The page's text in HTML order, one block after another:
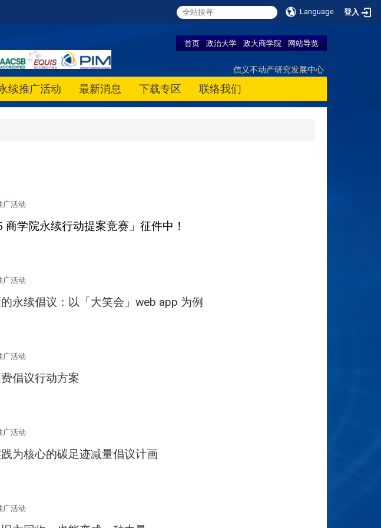
Language 登入
首页 政治大学 政大商学院 网站导览
信义不动产研究发展中心
续推广活动 最新消息 下载专区 联络我们
广活动
商学院永续行动提案竞赛」征件中！
广活动
永续倡议：以「大笑会」web app 为例
广活动
倡议行动方案
广活动
为核心的碳足迹减量倡议计画
广活动